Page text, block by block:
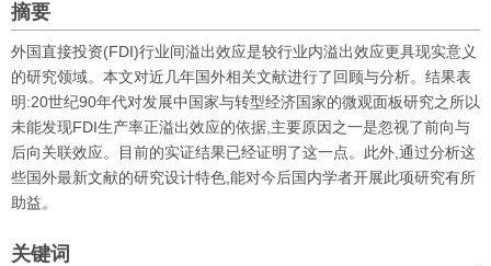
摘要
外国直接投资(FDI)行业间溢出效应是较行业内溢出效应更具现实意义
的研究领域。本文对近几年国外相关文献进行了回顾与分析。结果表
明:20世纪90年代对发展中国家与转型经济国家的微观面板研究之所以
未能发现FDI生产率正溢出效应的依据,主要原因之一是忽视了前向与
后向关联效应。目前的实证结果已经证明了这一点。此外,通过分析这
些国外最新文献的研究设计特色,能对今后国内学者开展此项研究有所
助益。
关键词